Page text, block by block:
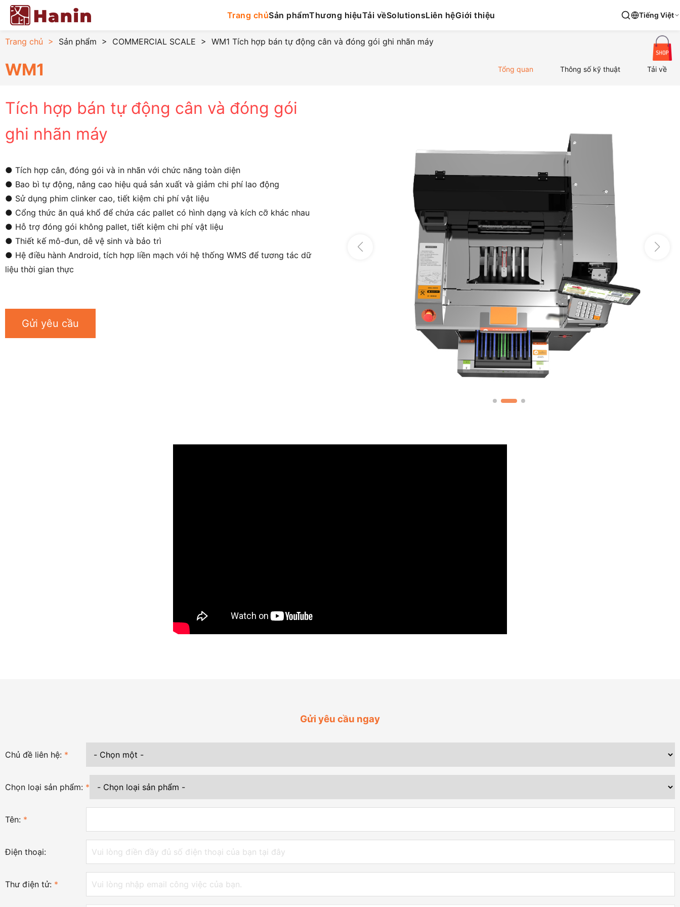
Trang chủSản phẩmThương hiệuTải vềSolutionsLiên hệGiới thiệu Tiếng Việt
Trang chủ > Sản phẩm > COMMERCIAL SCALE > WM1 Tích hợp bán tự động cân và đóng gói ghi nhãn máy
WM1 Tổng quan Thông số kỹ thuật Tải về
Tích hợp bán tự động cân và đóng gói
ghi nhãn máy
● Tích hợp cân, đóng gói và in nhãn với chức năng toàn diện
● Bao bì tự động, nâng cao hiệu quả sản xuất và giảm chi phí lao động
● Sử dụng phim clinker cao, tiết kiệm chi phí vật liệu
● Cổng thức ăn quá khổ để chứa các pallet có hình dạng và kích cỡ khác nhau
● Hỗ trợ đóng gói không pallet, tiết kiệm chi phí vật liệu
● Thiết kế mô-đun, dễ vệ sinh và bảo trì
● Hệ điều hành Android, tích hợp liền mạch với hệ thống WMS để tương tác dữ
liệu thời gian thực
Gửi yêu cầu
Gửi yêu cầu ngay
Chủ đề liên hệ: *
Chọn loại sản phẩm: *
Tên: *
Điện thoại:
Thư điện tử: *